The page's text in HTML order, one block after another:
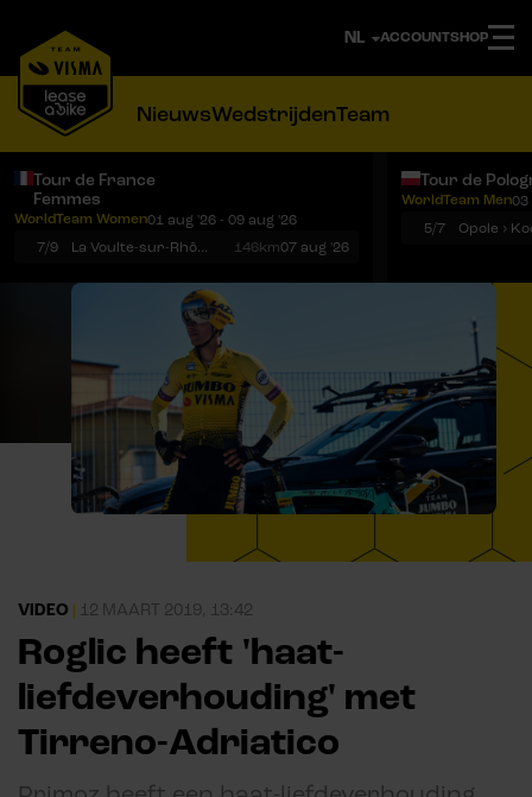
ACCOUNTSHOP
NieuwsWedstrijdenTeam
Tour de France
Femmes
WorldTeam Women01 aug '26 - 09 aug '26
7/9
La Voulte-sur-Rhône › Mont Ventoux 146km07 aug '26
Tour de
WorldTeam Men03
5/7
VIDEO 12 MAART 2019, 13:42
Roglic heeft 'haat-
liefdeverhouding' met
Tirreno-Adriatico